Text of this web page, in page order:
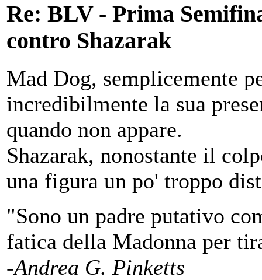
Re: BLV - Prima
contro Shazarak
Mad Dog, semplicemente
incredibilmente la sua
quando non appare.
Shazarak, nonostante il
una figura un po' troppo
"Sono un padre putativo
fatica della Madonna per
-Andrea G. Pinketts